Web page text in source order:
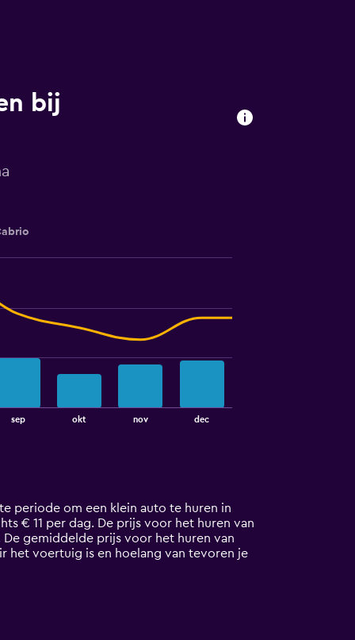
bij
sep okt nov dec
periode om een klein auto te huren in
€ 11 per dag. De prijs voor het huren van
gemiddelde prijs voor het huren van
het voertuig is en hoelang van tevoren je